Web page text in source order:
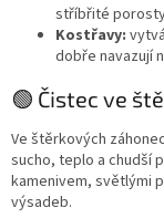
stříbřité
Kostřavy:
dobře navazují
🟢 Čistec ve
Ve štěrkových
sucho, teplo a chudší
kamenivem, světlými
výsadeb.